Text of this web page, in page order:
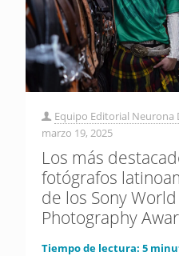
Equipo Editorial Neurona
marzo 19, 2025
Los más
fotógrafos
de los Sony World
Photography
Tiempo de lectura: 5